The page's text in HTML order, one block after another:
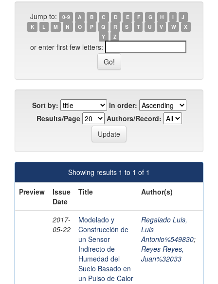
Jump to: 0-9 A B C D E F G H I
J
K
L M N O P Q R S T U V W
X
Y
Z
or enter first few letters:
Sort by:
In order:
Results/Page
Authors/Record:
Showing results 1 to 1 of 1
Preview
Issue
Date
Title Author(s)
2017-
05-22
Modelado y
Construcción de
un Sensor
Indirecto de
Humedad del
Suelo Basado en
un Pulso de Calor
Regalado Luis,
Luis
Antonio%549830;
Reyes Reyes,
Juan%32033